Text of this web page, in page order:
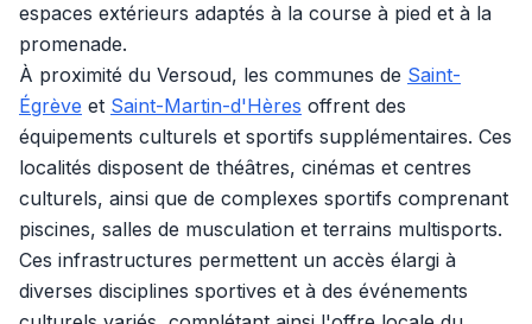
espaces extérieurs adaptés à la course à pied et à la
promenade.
À proximité du Versoud, les communes de Saint-
Égrève et Saint-Martin-d'Hères offrent des
équipements culturels et sportifs supplémentaires. Ces
localités disposent de théâtres, cinémas et centres
culturels, ainsi que de complexes sportifs comprenant
piscines, salles de musculation et terrains multisports.
Ces infrastructures permettent un accès élargi à
diverses disciplines sportives et à des événements